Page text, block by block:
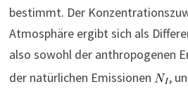
bestimmt. Der
Atmosphäre ergibt sich als
also sowohl der anthropogenen
der natürlichen Emissionen
,